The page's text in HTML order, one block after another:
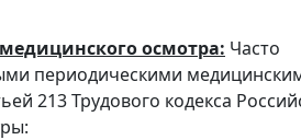
осмотра: Часто
периодическими
213 Трудового кодекса